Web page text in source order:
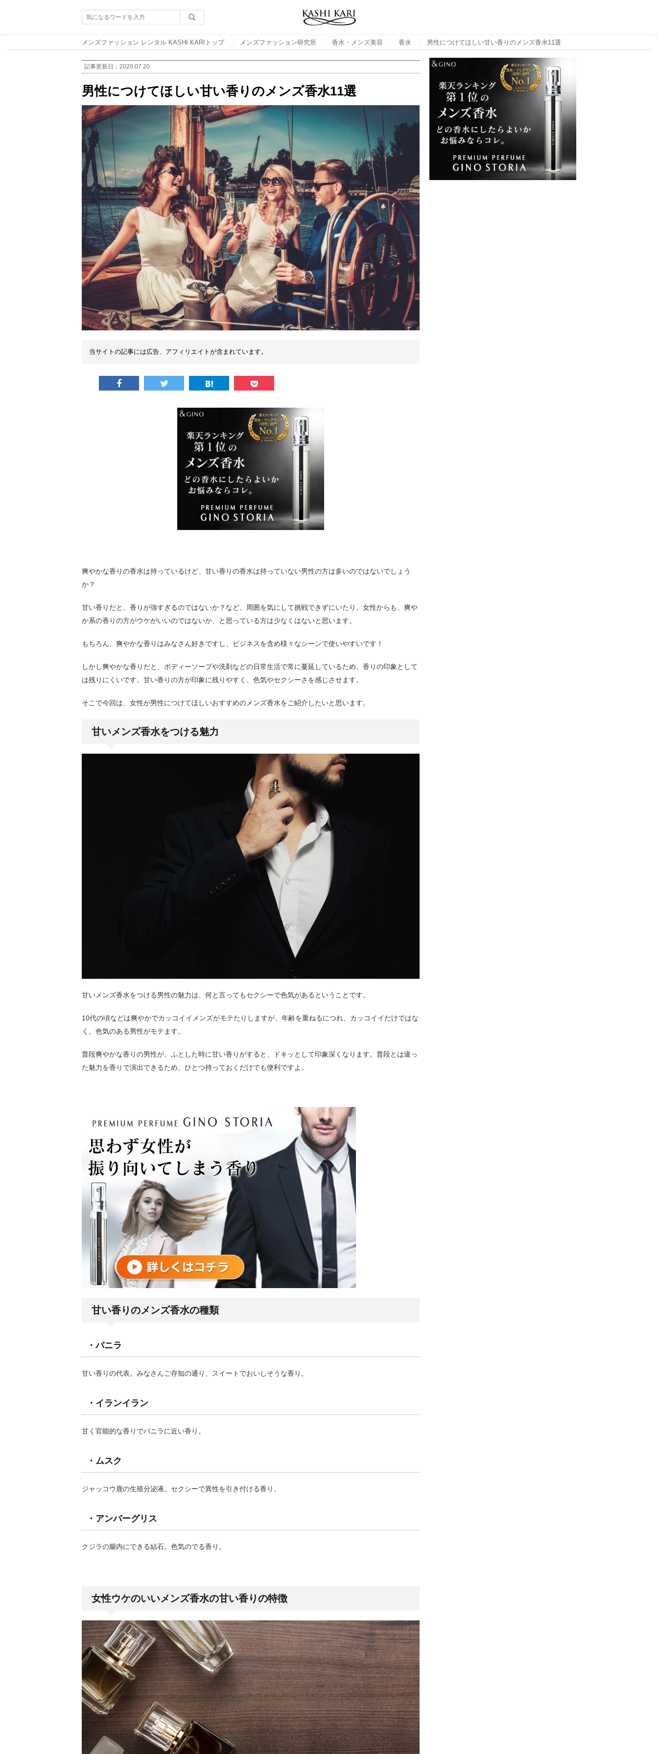
メンズファッション レンタル KASHI KARIトップ メンズファッション研究所 香水・メンズ美容 香水 男性につけてほしい甘い香りのメンズ香水11選
記事更新日： 2020.07.20
男性につけてほしい甘い香りのメンズ香水11選
当サイトの記事には広告、アフィリエイトが含まれています。
爽やかな香りの香水は持っているけど、甘い香りの香水は持っていない男性の方は多いのではないでしょう
か？
甘い香りだと、香りが強すぎるのではないか？など、周囲を気にして挑戦できずにいたり、女性からも、爽や
か系の香りの方がウケがいいのではないか、と思っている方は少なくはないと思います。
もちろん、爽やかな香りはみなさん好きですし、ビジネスを含め様々なシーンで使いやすいです！
しかし爽やかな香りだと、ボディーソープや洗剤などの日常生活で常に蔓延しているため、香りの印象として
は残りにくいです。甘い香りの方が印象に残りやすく、色気やセクシーさを感じさせます。
そこで今回は、女性が男性につけてほしいおすすめのメンズ香水をご紹介したいと思います。
甘いメンズ香水をつける魅力
甘いメンズ香水をつける男性の魅力は、何と言ってもセクシーで色気があるということです。
10代の頃などは爽やかでカッコイイメンズがモテたりしますが、年齢を重ねるにつれ、カッコイイだけではな
く、色気のある男性がモテます。
普段爽やかな香りの男性が、ふとした時に甘い香りがすると、ドキッとして印象深くなります。普段とは違っ
た魅力を香りで演出できるため、ひとつ持っておくだけでも便利ですよ。
甘い香りのメンズ香水の種類
・バニラ
甘い香りの代表。みなさんご存知の通り、スイートでおいしそうな香り。
・イランイラン
甘く官能的な香りでバニラに近い香り。
・ムスク
ジャッコウ鹿の生殖分泌液。セクシーで異性を引き付ける香り。
・アンバーグリス
クジラの腸内にできる結石。色気のでる香り。
女性ウケのいいメンズ香水の甘い香りの特徴